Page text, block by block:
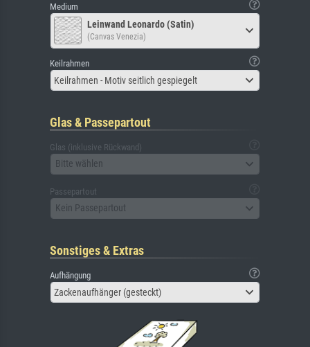
Medium
Leinwand Leonardo (Satin)
(Canvas Venezia)
Keilrahmen
Keilrahmen - Motiv seitlich gespiegelt
Glas & Passepartout
Glas (inklusive Rückwand)
Bitte wählen
Passepartout
Kein Passepartout
Sonstiges & Extras
Aufhängung
Zackenaufhänger (gesteckt)